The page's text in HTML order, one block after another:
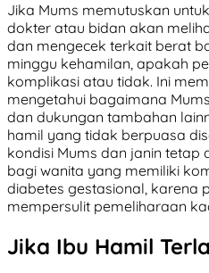
Jika Mums memutuskan
dokter atau bidan akan
dan mengecek terkait berat
minggu kehamilan, apakah
komplikasi atau tidak. Ini
mengetahui bagaimana
dan dukungan tambahan
hamil yang tidak berpuasa
kondisi Mums dan janin tetap
bagi wanita yang memiliki
diabetes gestasional, karena
mempersulit pemeliharaan
Jika Ibu Hamil